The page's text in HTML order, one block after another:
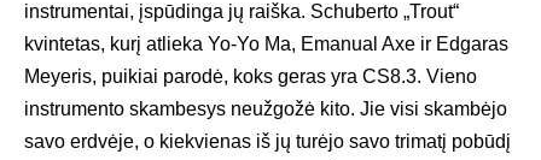
instrumentai, įspūdinga jų raiška. Schuberto „Trout“
kvintetas, kurį atlieka Yo-Yo Ma, Emanual Axe ir Edgaras
Meyeris, puikiai parodė, koks geras yra CS8.3. Vieno
instrumento skambesys neužgožė kito. Jie visi skambėjo
savo erdvėje, o kiekvienas iš jų turėjo savo trimatį pobūdį